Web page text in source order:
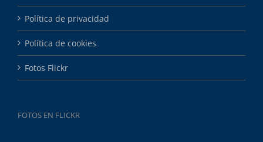
Política de privacidad
Política de cookies
Fotos Flickr
FOTOS EN FLICKR